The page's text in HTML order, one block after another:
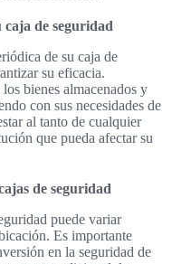
de seguridad
de su caja de
su eficacia.
bienes almacenados y
con sus necesidades de
al tanto de cualquier
que pueda afectar su
de seguridad
puede variar
Es importante
en la seguridad de